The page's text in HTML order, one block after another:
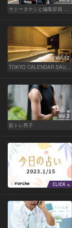
サトータケシと編集部員 船山の"CAR GENTSへの道"
Vol.12
TOKYO CALENDAR SAUNA CLUB ― トウカレ サウナクラブ ―
Vol.3
筋トレ男子